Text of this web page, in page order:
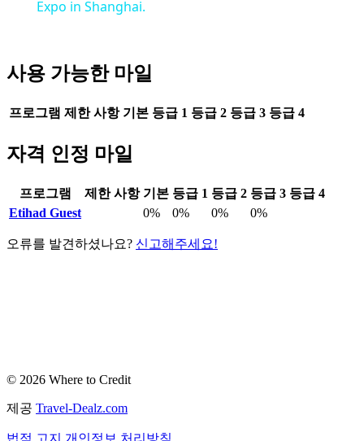
Expo in Shanghai.
사용 가능한 마일
프로그램 제한 사항 기본 등급 1 등급 2 등급 3 등급 4
자격 인정 마일
프로그램 제한 사항 기본 등급 1 등급 2 등급 3 등급 4
Etihad Guest
0% 0% 0% 0%
오류를 발견하셨나요? 신고해주세요!
© 2026 Where to Credit
제공 Travel-Dealz.com
법적 고지 개인정보 처리방침